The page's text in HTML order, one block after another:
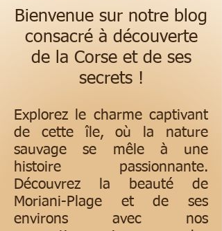
Bienvenue sur notre blog
consacré à découverte
de la Corse et de ses
secrets !
Explorez le charme captivant
de cette île, où la nature
sauvage se mêle à une
histoire passionnante.
Découvrez la beauté de
Moriani-Plage et de ses
environs avec nos